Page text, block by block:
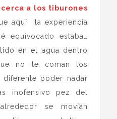
a los tiburones
aquí la experiencia
equivocado estaba…
en el agua dentro
no te coman los
poder nadar
inofensivo pez del
se movían